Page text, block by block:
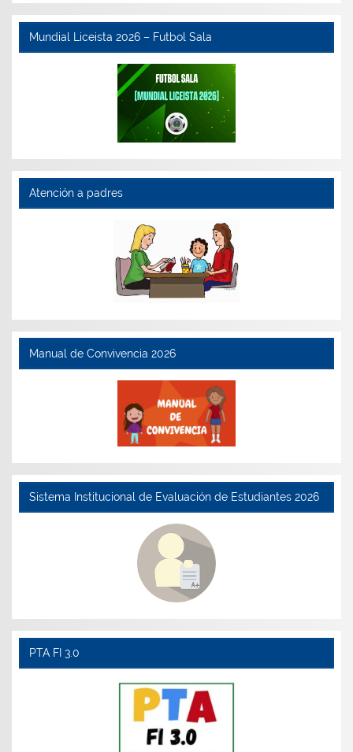
Mundial Liceista 2026 – Futbol Sala
Atención a padres
Manual de Convivencia 2026
Sistema Institucional de Evaluación de Estudiantes 2026
PTA FI 3.0